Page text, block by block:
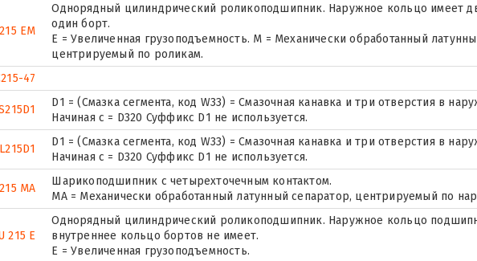
EM
Однорядный цилиндрический роликоподшипник. Наружное кольцо имеет
один борт.
E = Увеличенная грузоподъемность. М = Механически обработанный
центрируемый по роликам.
47
D1 = (Смазка сегмента, код W33) = Смазочная канавка и три отверстия в
Начиная с = D320 Суффикс D1 не используется.
D1 = (Смазка сегмента, код W33) = Смазочная канавка и три отверстия в
Начиная с = D320 Суффикс D1 не используется.
MA
Шарикоподшипник с четырехточечным контактом.
MA = Механически обработанный латунный сепаратор, центрируемый по
215 E
Однорядный цилиндрический роликоподшипник. Наружное кольцо
внутреннее кольцо бортов не имеет.
Е = Увеличенная грузоподъемность.